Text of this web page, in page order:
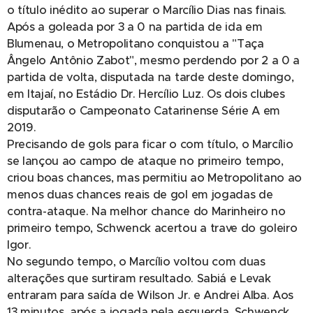
o título inédito ao superar o Marcílio Dias nas finais.
Após a goleada por 3 a 0 na partida de ida em
Blumenau, o Metropolitano conquistou a "Taça
Ângelo Antônio Zabot", mesmo perdendo por 2 a 0 a
partida de volta, disputada na tarde deste domingo,
em Itajaí, no Estádio Dr. Hercílio Luz. Os dois clubes
disputarão o Campeonato Catarinense Série A em
2019.
Precisando de gols para ficar o com título, o Marcílio
se lançou ao campo de ataque no primeiro tempo,
criou boas chances, mas permitiu ao Metropolitano ao
menos duas chances reais de gol em jogadas de
contra-ataque. Na melhor chance do Marinheiro no
primeiro tempo, Schwenck acertou a trave do goleiro
Igor.
No segundo tempo, o Marcílio voltou com duas
alterações que surtiram resultado. Sabiá e Levak
entraram para saída de Wilson Jr. e Andrei Alba. Aos